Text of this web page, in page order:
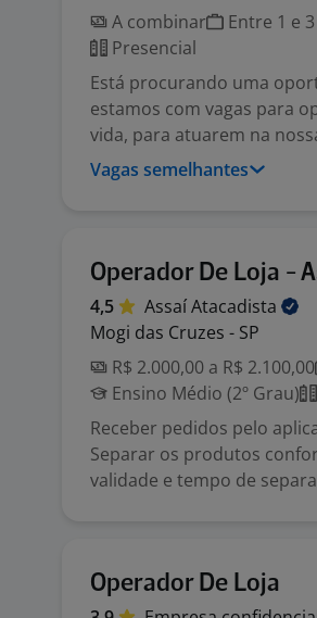
A combinar
Entre 1 e
Presencial
Está procurando uma
estamos com vagas para
vida, para atuarem na
Vagas semelhantes
Operador De Loja -
4,5 AssaíAtacadista
Mogi das Cruzes - SP
R$ 2.000,00 a R$ 2.100,00
Ensino Médio (2º Grau)
Receber pedidos pelo
Separar os produtos
validade e tempo de
Operador De Loja